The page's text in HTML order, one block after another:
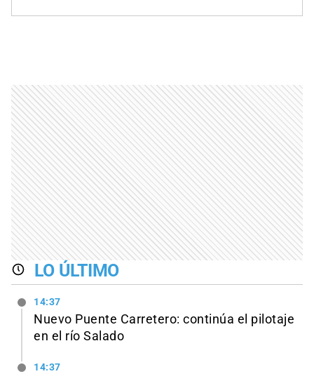
LO ÚLTIMO
14:37
Nuevo Puente Carretero: continúa el pilotaje
en el río Salado
14:37